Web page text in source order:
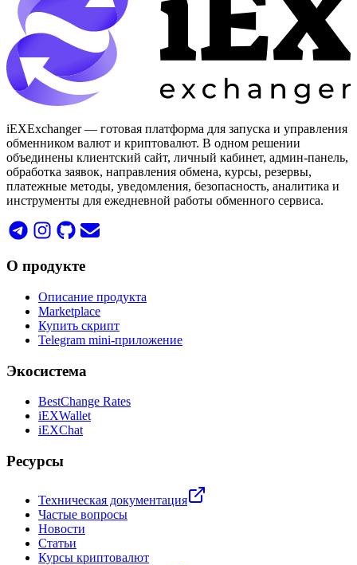
iEXExchanger — готовая платформа для запуска и управления
обменником валют и криптовалют. В одном решении
объединены клиентский сайт, личный кабинет, админ-панель,
обработка заявок, направления обмена, курсы, резервы,
платежные методы, уведомления, безопасность, аналитика и
инструменты для ежедневной работы обменного сервиса.
О продукте
Описание продукта
Marketplace
Купить скрипт
Telegram mini-приложение
Экосистема
BestChange Rates
iEXWallet
iEXChat
Ресурсы
Техническая документация
Частые вопросы
Новости
Статьи
Курсы криптовалют